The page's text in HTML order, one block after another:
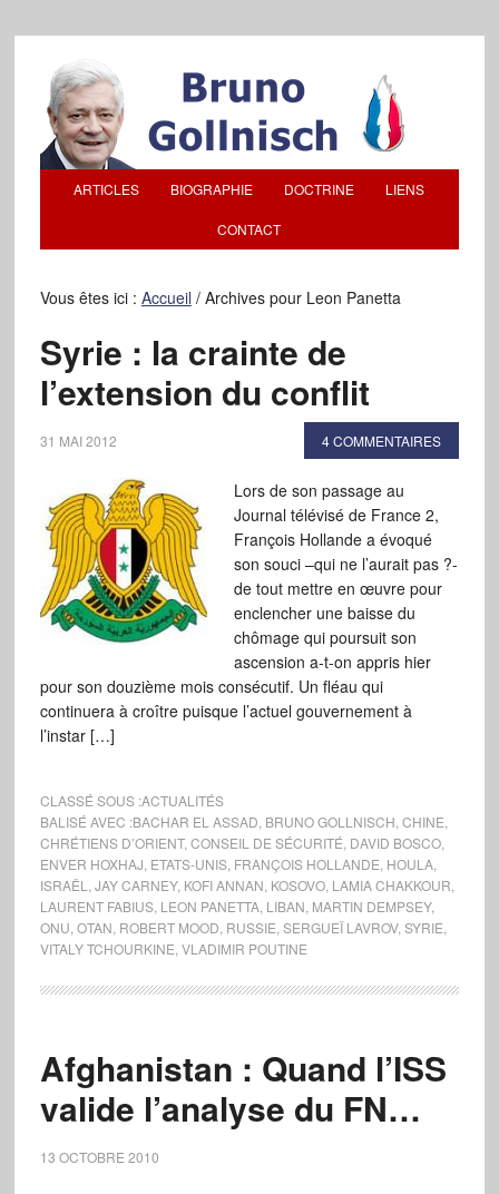
ARTICLES BIOGRAPHIE DOCTRINE LIENS
CONTACT
Vous êtes ici : Accueil /Archives pour Leon Panetta
Syrie : la crainte de
l’extension du conflit
31 MAI 2012 4 COMMENTAIRES
Lors de son passage au
Journal télévisé de France 2,
François Hollande a évoqué
son souci –qui ne l’aurait pas ?-
de tout mettre en œuvre pour
enclencher une baisse du
chômage qui poursuit son
ascension a-t-on appris hier
pour son douzième mois consécutif. Un fléau qui
continuera à croître puisque l’actuel gouvernement à
l’instar […]
CLASSÉ SOUS :ACTUALITÉS
BALISÉ AVEC :BACHAR EL ASSAD BRUNO GOLLNISCH CHINE
CHRÉTIENS D’ORIENT, CONSEIL DE SÉCURITÉ DAVID BOSCO,
ENVER HOXHAJ ETATS-UNIS, FRANÇOIS HOLLANDE HOULA,
ISRAËL
JAY CARNEY, KOFI ANNAN KOSOVO, LAMIA CHAKKOUR
LAURENT FABIUS, LEON PANETTA, LIBAN MARTIN DEMPSEY,
ONU OTAN ROBERT MOOD RUSSIE SERGUEÏ LAVROV, SYRIE
VITALY TCHOURKINE VLADIMIR POUTINE
Afghanistan : Quand l’ISS
valide l’analyse du FN…
13 OCTOBRE 2010